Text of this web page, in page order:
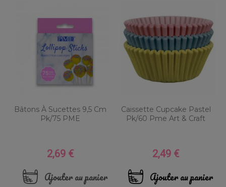
Bâtons À Sucettes 9,5 Cm
Pk/75 PME
Prix
2,69 €
Ajouter au panier
Caissette Cupcake Pastel
Pk/60 Pme Art & Craft
Prix
2,49 €
Ajouter au panier